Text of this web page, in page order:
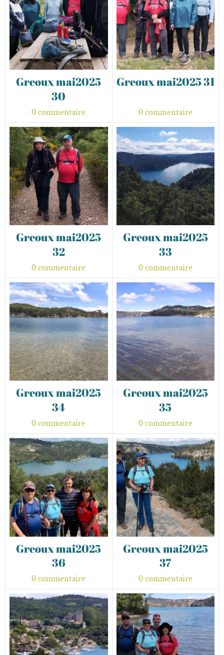
Greoux mai2025
30
0 commentaire
Greoux mai2025 31
0 commentaire
Greoux mai2025
32
0 commentaire
Greoux mai2025
33
0 commentaire
Greoux mai2025
34
0 commentaire
Greoux mai2025
35
0 commentaire
Greoux mai2025
36
0 commentaire
Greoux mai2025
37
0 commentaire